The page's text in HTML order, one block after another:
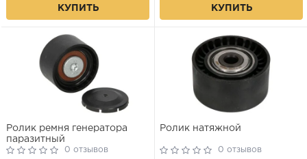
КУПИТЬ КУПИТЬ
Ролик ремня генератора
паразитный
0 отзывов
Ролик натяжной
0 отзывов